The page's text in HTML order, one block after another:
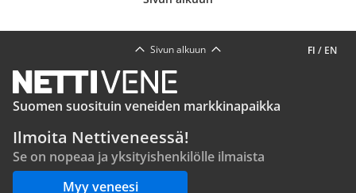
FI / EN
Sivun alkuun
Suomen suosituin veneiden markkinapaikka
Ilmoita Nettiveneessä!
Se on nopeaa ja yksityishenkilölle ilmaista
Myy veneesi